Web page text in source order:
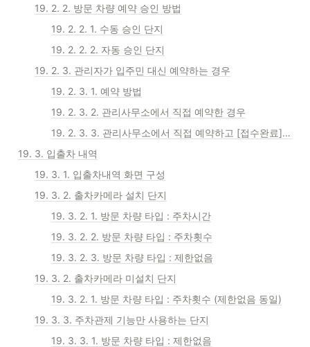
19. 2. 2. 방문 차량 예약 승인 방법
19. 2. 2. 1. 수동 승인 단지
19. 2. 2. 2. 자동 승인 단지
19. 2. 3. 관리자가 입주민 대신 예약하는 경우
19. 2. 3. 1. 예약 방법
19. 2. 3. 2. 관리사무소에서 직접 예약한 경우
19. 2. 3. 3. 관리사무소에서 직접 예약하고 [접수완료]클릭한 경우
19. 3. 입출차 내역
19. 3. 1. 입출차내역 화면 구성
19. 3. 2. 출차카메라 설치 단지
19. 3. 2. 1. 방문 차량 타입 : 주차시간
19. 3. 2. 2. 방문 차량 타입 : 주차횟수
19. 3. 2. 3. 방문 차량 타입 : 제한없음
19. 3. 2. 출차카메라 미설치 단지
19. 3. 2. 1. 방문 차량 타입 : 주차횟수 (제한없음 동일)
19. 3. 3. 주차관제 기능만 사용하는 단지
19. 3. 3. 1. 방문 차량 타입 : 제한없음